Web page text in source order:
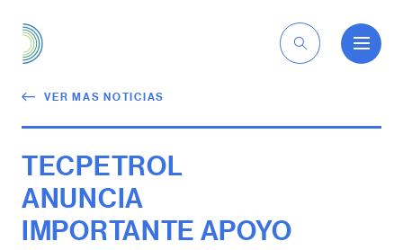
VER MAS NOTICIAS
TECPETROL
ANUNCIA
IMPORTANTE APOYO